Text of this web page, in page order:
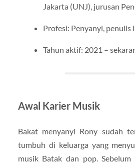
Jakarta (UNJ), jurusan
Profesi: Penyanyi, penulis
Tahun aktif: 2021 –
Awal Karier Musik
Bakat menyanyi Rony sudah
tumbuh di keluarga yang
musik Batak dan pop.